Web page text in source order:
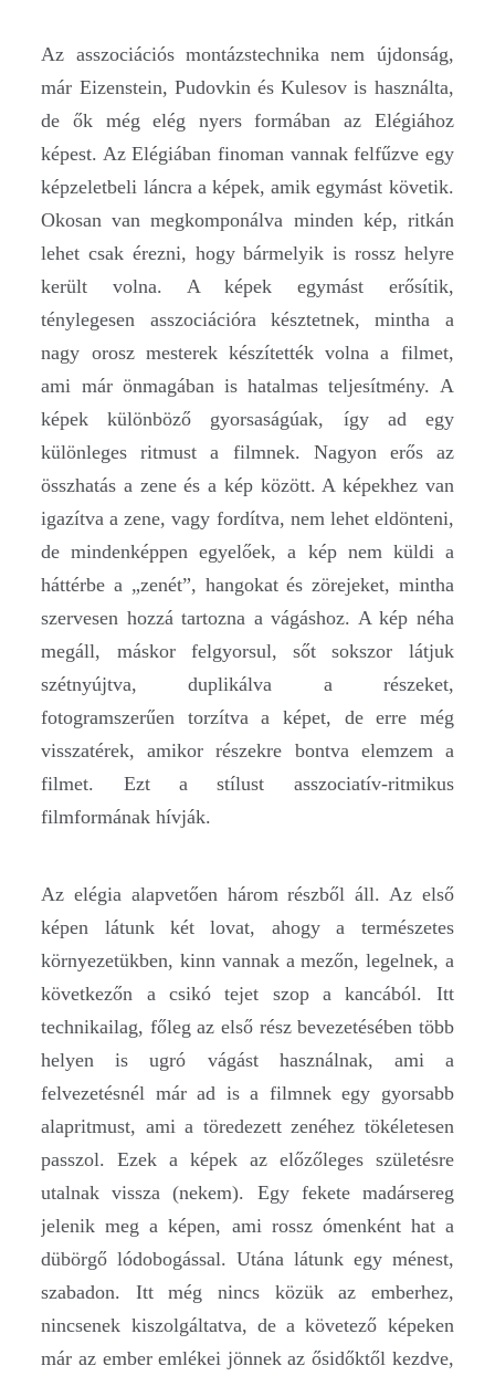
Az asszociációs montázstechnika nem újdonság,
már Eizenstein, Pudovkin és Kulesov is használta,
de ők még elég nyers formában az Elégiához
képest. Az Elégiában finoman vannak felfűzve egy
képzeletbeli láncra a képek, amik egymást követik.
Okosan van megkomponálva minden kép, ritkán
lehet csak érezni, hogy bármelyik is rossz helyre
került volna. A képek egymást erősítik,
ténylegesen asszociációra késztetnek, mintha a
nagy orosz mesterek készítették volna a filmet,
ami már önmagában is hatalmas teljesítmény. A
képek különböző gyorsaságúak, így ad egy
különleges ritmust a filmnek. Nagyon erős az
összhatás a zene és a kép között. A képekhez van
igazítva a zene, vagy fordítva, nem lehet eldönteni,
de mindenképpen egyelőek, a kép nem küldi a
háttérbe a „zenét”, hangokat és zörejeket, mintha
szervesen hozzá tartozna a vágáshoz. A kép néha
megáll, máskor felgyorsul, sőt sokszor látjuk
szétnyújtva, duplikálva a részeket,
fotogramszerűen torzítva a képet, de erre még
visszatérek, amikor részekre bontva elemzem a
filmet. Ezt a stílust asszociatív-ritmikus
filmformának hívják.
Az elégia alapvetően három részből áll. Az első
képen látunk két lovat, ahogy a természetes
környezetükben, kinn vannak a mezőn, legelnek, a
következőn a csikó tejet szop a kancából. Itt
technikailag, főleg az első rész bevezetésében több
helyen is ugró vágást használnak, ami a
felvezetésnél már ad is a filmnek egy gyorsabb
alapritmust, ami a töredezett zenéhez tökéletesen
passzol. Ezek a képek az előzőleges születésre
utalnak vissza (nekem). Egy fekete madársereg
jelenik meg a képen, ami rossz ómenként hat a
dübörgő lódobogással. Utána látunk egy ménest,
szabadon. Itt még nincs közük az emberhez,
nincsenek kiszolgáltatva, de a követező képeken
már az ember emlékei jönnek az ősidőktől kezdve,